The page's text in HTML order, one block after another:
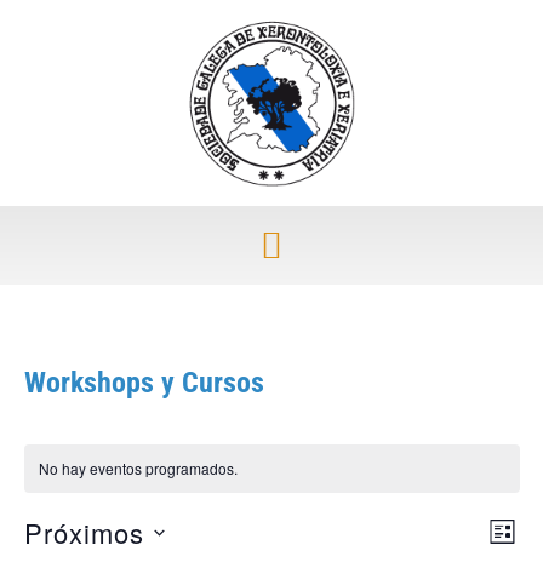
Workshops y Cursos
No hay eventos programados.
Lista
Próximos